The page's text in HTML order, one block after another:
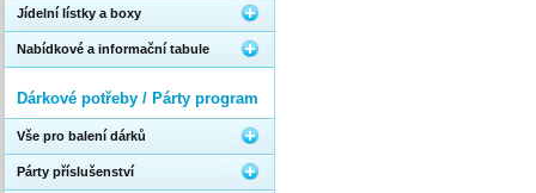
Jídelní lístky a boxy
Nabídkové a informační tabule
Dárkové potřeby / Párty program
Vše pro balení dárků
Párty příslušenství